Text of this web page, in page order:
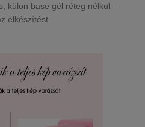
, külön base gél réteg nélkül –
elkészítést